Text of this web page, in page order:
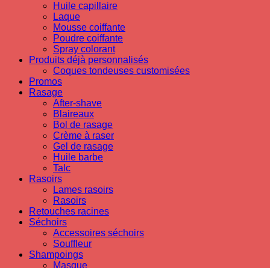
Huile capillaire
Laque
Mousse coiffante
Poudre coiffante
Spray colorant
Produits déjà personnalisés
Coques tondeuses customisées
Promos
Rasage
After-shave
Blaireaux
Bol de rasage
Crème à raser
Gel de rasage
Huile barbe
Talc
Rasoirs
Lames rasoirs
Rasoirs
Retouches racines
Séchoirs
Accessoires séchoirs
Souffleur
Shampoings
Masque